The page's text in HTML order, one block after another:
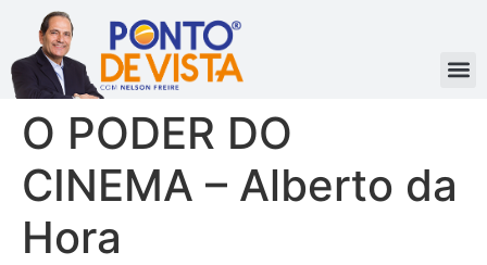
O PODER DO
CINEMA – Alberto da
Hora